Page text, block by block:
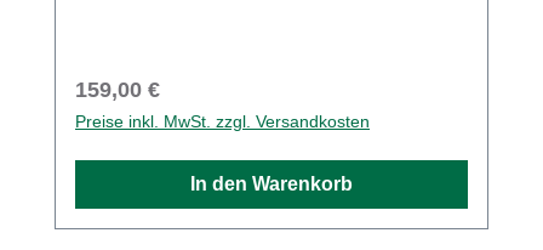
Regulärer Preis:
159,00 €
Preise inkl. MwSt. zzgl. Versandkosten
In den Warenkorb